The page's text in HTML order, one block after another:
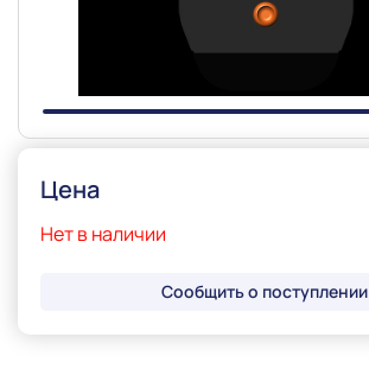
Цена
Нет в наличии
Сообщить о поступлении